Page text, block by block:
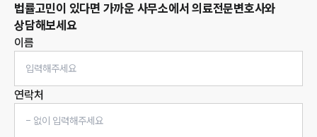
법률고민이 있다면 가까운 사무소에서 의료전문변호사와
상담해보세요
이름
연락처